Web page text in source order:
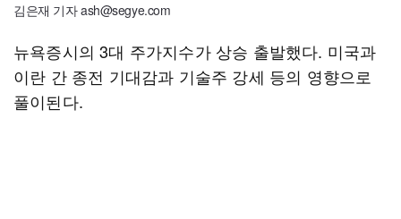
김은재 기자 ash@segye.com
뉴욕증시의 3대 주가지수가 상승 출발했다. 미국과
이란 간 종전 기대감과 기술주 강세 등의 영향으로
풀이된다.